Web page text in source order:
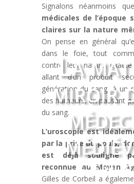
La
miroir
- 15 Juil
Signalons néanmoins
médicales de l’époque
claires sur la nature
On pense en général
dans le foie, tout
contre leur nature
allant d’un produit
génération du sang, à un
des humeurs, en passant
du sang.
L’uroscopie est
par la prise du pouls,
est déjà souligné
reconnue au Moyen
Gilles de Corbeil a